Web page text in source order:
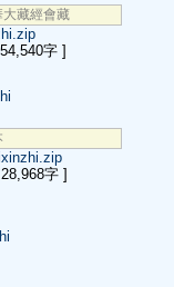
藏經會藏
字 ]
字 ]